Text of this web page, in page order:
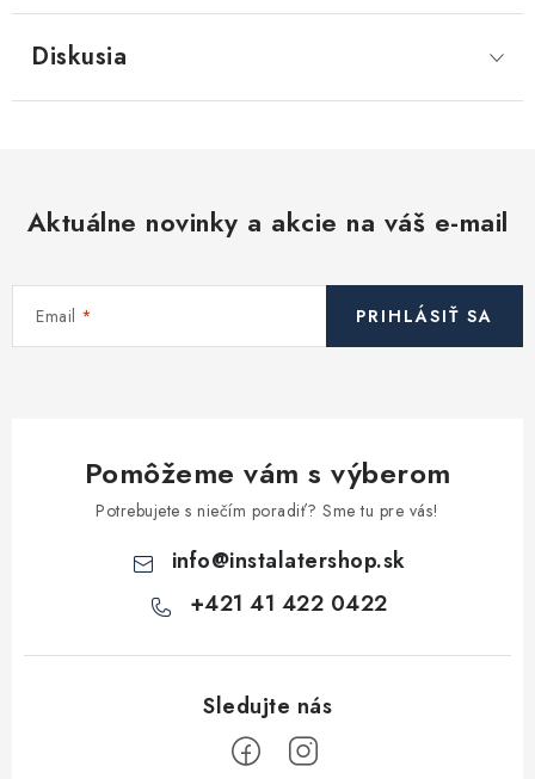
Diskusia
Aktuálne novinky a akcie na váš e-mail
Email PRIHLÁSIŤ SA
Pomôžeme vám s výberom
Potrebujete s niečím poradiť? Sme tu pre vás!
info@instalatershop.sk
+421 41 422 0422